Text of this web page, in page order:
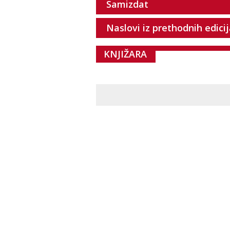
Samizdat
Naslovi iz prethodnih
KNJIŽARA